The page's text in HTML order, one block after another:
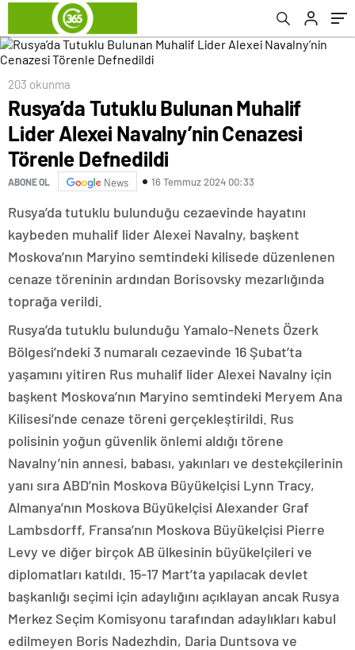
Defnedildi
203 okunma
Rusya’da Tutuklu Bulunan Muhalif
Lider Alexei Navalny’nin Cenazesi
Törenle Defnedildi
ABONE OL News 16 Temmuz 2024 00:33
Rusya’da tutuklu bulunduğu cezaevinde hayatını
kaybeden muhalif lider Alexei Navalny, başkent
Moskova’nın Maryino semtindeki kilisede düzenlenen
cenaze töreninin ardından Borisovsky mezarlığında
toprağa verildi.
Rusya’da tutuklu bulunduğu Yamalo-Nenets Özerk
Bölgesi’ndeki 3 numaralı cezaevinde 16 Şubat’ta
yaşamını yitiren Rus muhalif lider Alexei Navalny için
başkent Moskova’nın Maryino semtindeki Meryem Ana
Kilisesi’nde cenaze töreni gerçekleştirildi. Rus
polisinin yoğun güvenlik önlemi aldığı törene
Navalny’nin annesi, babası, yakınları ve destekçilerinin
yanı sıra ABD’nin Moskova Büyükelçisi Lynn Tracy,
Almanya’nın Moskova Büyükelçisi Alexander Graf
Lambsdorff, Fransa’nın Moskova Büyükelçisi Pierre
Levy ve diğer birçok AB ülkesinin büyükelçileri ve
diplomatları katıldı. 15-17 Mart’ta yapılacak devlet
başkanlığı seçimi için adaylığını açıklayan ancak Rusya
Merkez Seçim Komisyonu tarafından adaylıkları kabul
edilmeyen Boris Nadezhdin, Daria Duntsova ve